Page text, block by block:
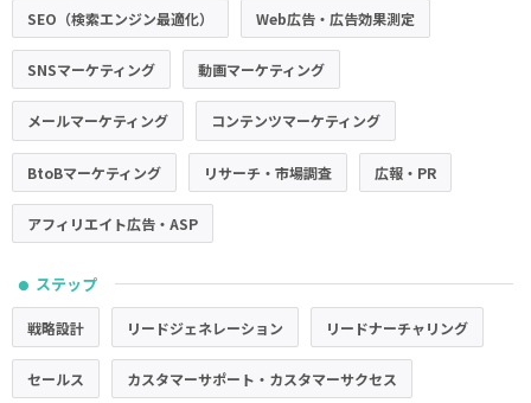
SEO（検索エンジン最適化） Web広告・広告効果測定
SNSマーケティング 動画マーケティング
メールマーケティング コンテンツマーケティング
BtoBマーケティング リサーチ・市場調査 広報・PR
アフィリエイト広告・ASP
● ステップ
戦略設計 リードジェネレーション リードナーチャリング
セールス カスタマーサポート・カスタマーサクセス